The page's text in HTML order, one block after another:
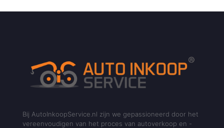
Bij AutoInkoopService.nl zijn we gepassioneerd door het
vereenvoudigen van het proces van autoverkoop en -